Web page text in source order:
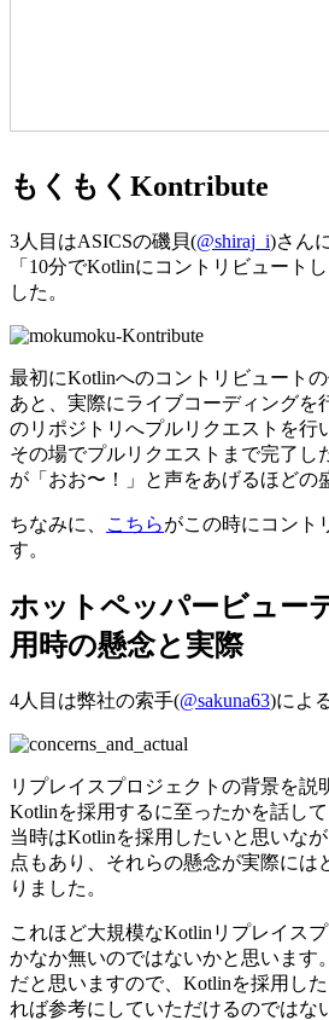
もくもくKontribute
3人目はASICSの磯貝(@shiraj_i)さん
「10分でKotlinにコントリビュート
した。
最初にKotlinへのコントリビュート
あと、実際にライブコーディングを
のリポジトリへプルリクエストを行
その場でプルリクエストまで完了し
が「おお〜！」と声をあげるほどの
ちなみに、 こちらがこの時にコント
す。
ホットペッパービュー
用時の懸念と実際
4人目は弊社の索手(@sakuna63)によ
リプレイスプロジェクトの背景を説
Kotlinを採用するに至ったかを話して
当時はKotlinを採用したいと思いな
点もあり、それらの懸念が実際には
りました。
これほど大規模なKotlinリプレイス
かなか無いのではないかと思います
だと思いますので、Kotlinを採用し
れば参考にしていただけるのではな